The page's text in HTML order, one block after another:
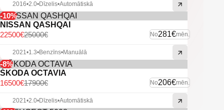
2016•2.0•Dīzelis•Automātiskā
-10%
NISSAN QASHQAI
No281€mēn.
25000€
22500€
2021•1.3•Benzīns•Manuālā
-8%
ŠKODA OCTAVIA
No206€mēn.
17900€
16500€
2021•2.0•Dīzelis•Automātiskā